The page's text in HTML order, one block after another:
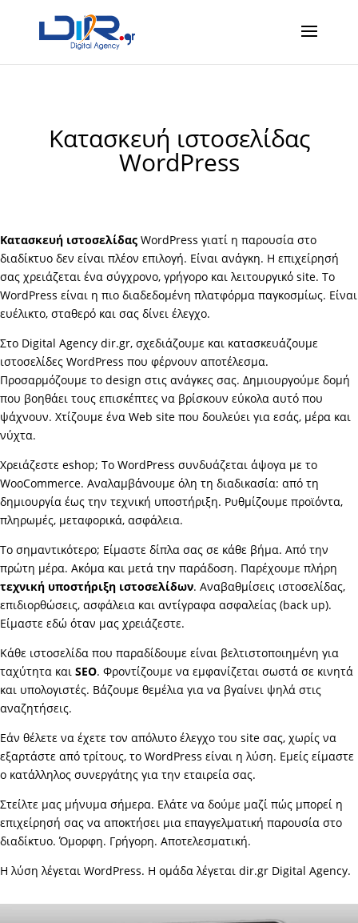
Κατασκευή ιστοσελίδας
WordPress
Κατασκευή ιστοσελίδας WordPress γιατί η παρουσία στο
διαδίκτυο δεν είναι πλέον επιλογή. Είναι ανάγκη. Η επιχείρησή
σας χρειάζεται ένα σύγχρονο, γρήγορο και λειτουργικό site. Το
WordPress είναι η πιο διαδεδομένη πλατφόρμα παγκοσμίως. Είναι
ευέλικτο, σταθερό και σας δίνει έλεγχο.
Στο Digital Agency dir.gr, σχεδιάζουμε και κατασκευάζουμε
ιστοσελίδες WordPress που φέρνουν αποτέλεσμα.
Προσαρμόζουμε το design στις ανάγκες σας. Δημιουργούμε δομή
που βοηθάει τους επισκέπτες να βρίσκουν εύκολα αυτό που
ψάχνουν. Χτίζουμε ένα Web site που δουλεύει για εσάς, μέρα και
νύχτα.
Χρειάζεστε eshop; Το WordPress συνδυάζεται άψογα με το
WooCommerce. Αναλαμβάνουμε όλη τη διαδικασία: από τη
δημιουργία έως την τεχνική υποστήριξη. Ρυθμίζουμε προϊόντα,
πληρωμές, μεταφορικά, ασφάλεια.
Το σημαντικότερο; Είμαστε δίπλα σας σε κάθε βήμα. Από την
πρώτη μέρα. Ακόμα και μετά την παράδοση. Παρέχουμε πλήρη
τεχνική υποστήριξη ιστοσελίδων. Αναβαθμίσεις ιστοσελίδας,
επιδιορθώσεις, ασφάλεια και αντίγραφα ασφαλείας (back up).
Είμαστε εδώ όταν μας χρειάζεστε.
Κάθε ιστοσελίδα που παραδίδουμε είναι βελτιστοποιημένη για
ταχύτητα και SEO. Φροντίζουμε να εμφανίζεται σωστά σε κινητά
και υπολογιστές. Βάζουμε θεμέλια για να βγαίνει ψηλά στις
αναζητήσεις.
Εάν θέλετε να έχετε τον απόλυτο έλεγχο του site σας, χωρίς να
εξαρτάστε από τρίτους, το WordPress είναι η λύση. Εμείς είμαστε
ο κατάλληλος συνεργάτης για την εταιρεία σας.
Στείλτε μας μήνυμα σήμερα. Ελάτε να δούμε μαζί πώς μπορεί η
επιχείρησή σας να αποκτήσει μια επαγγελματική παρουσία στο
διαδίκτυο. Όμορφη. Γρήγορη. Αποτελεσματική.
Η λύση λέγεται WordPress. Η ομάδα λέγεται dir.gr Digital Agency.